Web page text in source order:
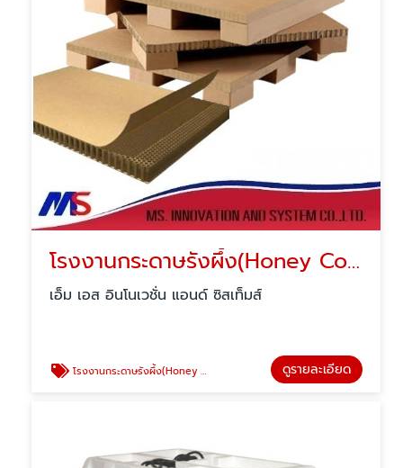
โรงงานกระดาษรังผึ้ง(Honey Comp)
เอ็ม เอส อินโนเวชั่น แอนด์ ซิสเท็มส์
โรงงานกระดาษรังผึ้ง(Honey Comp) ดูรายละเอียด